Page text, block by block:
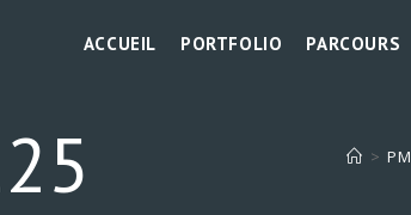
ACCUEIL PORTFOLIO PARCOURS
> PM